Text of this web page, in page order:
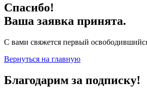
Спасибо!
Ваша заявка принята.
С вами свяжется первый
Вернуться на главную
Благодарим за подписку!